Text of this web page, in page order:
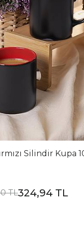
Silindir Kupa
TL324,94 TL